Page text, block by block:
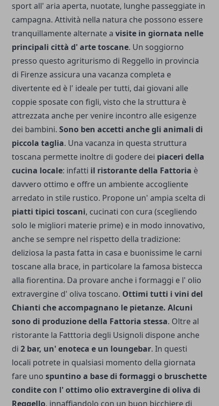
sport all' aria aperta, nuotate, lunghe passeggiate in
campagna. Attività nella natura che possono essere
tranquillamente alternate a visite in giornata nelle
principali città d' arte toscane. Un soggiorno
presso questo agriturismo di Reggello in provincia
di Firenze assicura una vacanza completa e
divertente ed è l' ideale per tutti, dai giovani alle
coppie sposate con figli, visto che la struttura è
attrezzata anche per venire incontro alle esigenze
dei bambini. Sono ben accetti anche gli animali di
piccola taglia. Una vacanza in questa struttura
toscana permette inoltre di godere dei piaceri della
cucina locale: infatti il ristorante della Fattoria è
davvero ottimo e offre un ambiente accogliente
arredato in stile rustico. Propone un' ampia scelta di
piatti tipici toscani, cucinati con cura (scegliendo
solo le migliori materie prime) e in modo innovativo,
anche se sempre nel rispetto della tradizione:
deliziosa la pasta fatta in casa e buonissime le carni
toscane alla brace, in particolare la famosa bistecca
alla fiorentina. Da provare anche i formaggi e l' olio
extravergine d' oliva toscano. Ottimi tutti i vini del
Chianti che accompagnano le pietanze. Alcuni
sono di produzione della Fattoria stessa. Oltre al
ristorante la Fatttoria degli Usignoli dispone anche
di 2 bar, un' enoteca e un loungebar. In questi
locali potrete in qualsiasi momento della giornata
fare uno spuntino a base di formaggi o bruschette
condite con l' ottimo olio extravergine di oliva di
Reggello, innaffiandolo con un buon bicchiere di